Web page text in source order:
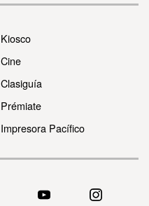
Kiosco
Cine
Clasiguía
Prémiate
Impresora Pacífico